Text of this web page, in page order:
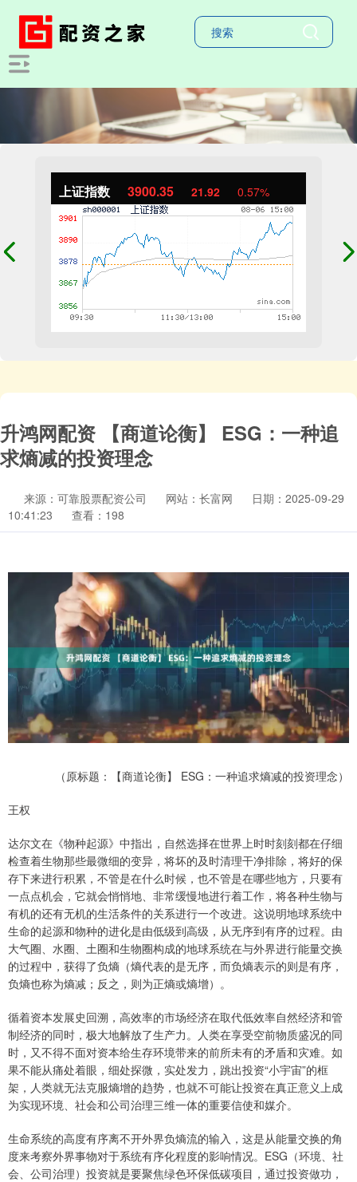
上证指数 3900.35 21.92 0.57%
升鸿网配资 【商道论衡】 ESG：一种追
求熵减的投资理念
来源：可靠股票配资公司 网站：长富网
日期：2025-09-29
10:41:23
查看：198
（原标题：【商道论衡】 ESG：一种追求熵减的投资理念）
王权
达尔文在《物种起源》中指出，自然选择在世界上时时刻刻都在仔细
检查着生物那些最微细的变异，将坏的及时清理干净排除，将好的保
存下来进行积累，不管是在什么时候，也不管是在哪些地方，只要有
一点点机会，它就会悄悄地、非常缓慢地进行着工作，将各种生物与
有机的还有无机的生活条件的关系进行一个改进。这说明地球系统中
生命的起源和物种的进化是由低级到高级，从无序到有序的过程。由
大气圈、水圈、土圈和生物圈构成的地球系统在与外界进行能量交换
的过程中，获得了负熵（熵代表的是无序，而负熵表示的则是有序，
负熵也称为熵减；反之，则为正熵或熵增）。
循着资本发展史回溯，高效率的市场经济在取代低效率自然经济和管
制经济的同时，极大地解放了生产力。人类在享受空前物质盛况的同
时，又不得不面对资本给生存环境带来的前所未有的矛盾和灾难。如
果不能从痛处着眼，细处探微，实处发力，跳出投资“小宇宙”的框
架，人类就无法克服熵增的趋势，也就不可能让投资在真正意义上成
为实现环境、社会和公司治理三维一体的重要信使和媒介。
生命系统的高度有序离不开外界负熵流的输入，这是从能量交换的角
度来考察外界事物对于系统有序化程度的影响情况。ESG（环境、社
会、公司治理）投资就是要聚焦绿色环保低碳项目，通过投资做功，